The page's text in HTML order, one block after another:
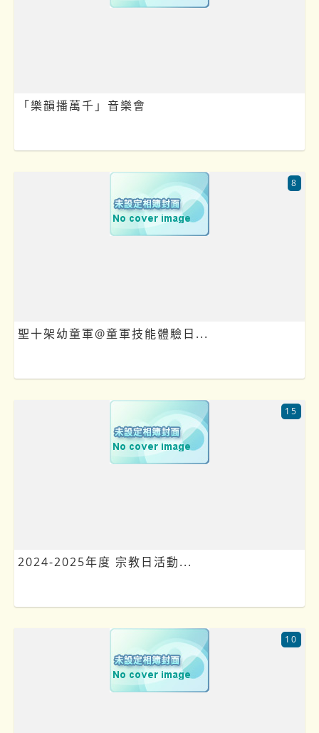
「樂韻播萬千」音樂會
聖十架幼童軍@童軍技能體驗日...
8
2024-2025年度 宗教日活動...
15
10